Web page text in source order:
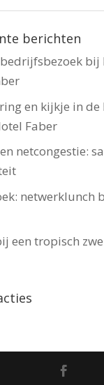
berichten
bij
en kijkje in de
Faber
netcongestie:
netwerklunch
een tropisch